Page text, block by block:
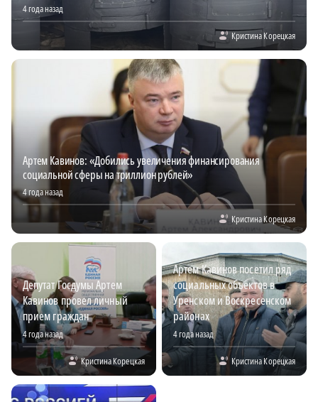
4 года назад
Кристина Корецкая
Артем Кавинов: «Добились увеличения финансирования
социальной сферы на триллион рублей»
4 года назад
Кристина Корецкая
Депутат Госдумы Артем
Кавинов провел личный
прием граждан
4 года назад
Кристина Корецкая
Артем Кавинов посетил ряд
социальных объектов в
Уренском и Воскресенском
районах
4 года назад
Кристина Корецкая